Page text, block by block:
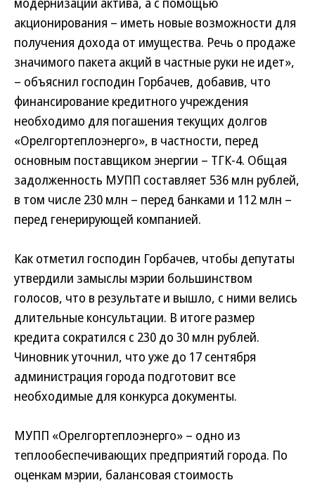
акционирования – иметь новые возможности для
получения дохода от имущества. Речь о продаже
значимого пакета акций в частные руки не идет»,
– объяснил господин Горбачев, добавив, что
финансирование кредитного учреждения
необходимо для погашения текущих долгов
«Орелгортеплоэнерго», в частности, перед
основным поставщиком энергии – ТГК-4. Общая
задолженность МУПП составляет 536 млн рублей,
в том числе 230 млн – перед банками и 112 млн –
перед генерирующей компанией.
Как отметил господин Горбачев, чтобы депутаты
утвердили замыслы мэрии большинством
голосов, что в результате и вышло, с ними велись
длительные консультации. В итоге размер
кредита сократился с 230 до 30 млн рублей.
Чиновник уточнил, что уже до 17 сентября
администрация города подготовит все
необходимые для конкурса документы.
МУПП «Орелгортеплоэнерго» – одно из
теплообеспечивающих предприятий города. По
оценкам мэрии, балансовая стоимость